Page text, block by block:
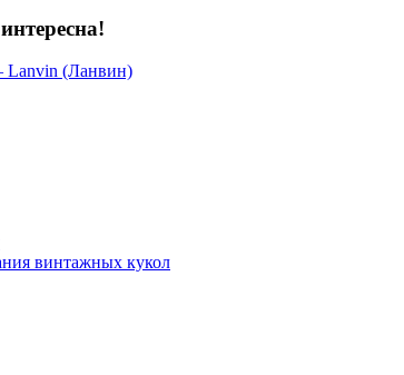
Lanvin (Ланвин)
винтажных кукол